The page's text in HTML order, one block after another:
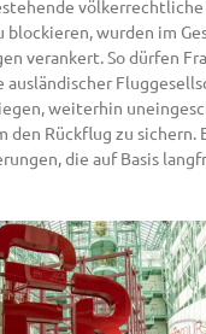
wurden im
verankert. So dürfen
ausländischer
weiterhin
den Rückflug zu sichern.
die auf Basis